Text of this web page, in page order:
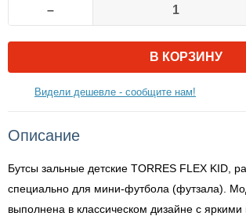
–
В КОРЗИНУ
Видели дешевле - сообщите нам!
Описание
Бутсы зальные детские TORRES FLEX KID,
специально для мини-футбола (футзала).
выполнена в классическом дизайне с